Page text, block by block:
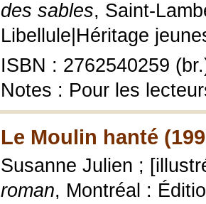
des sables, Saint-
Libellule|Héritage
ISBN : 2762540259
Notes : Pour les
Le Moulin hanté
Susanne Julien ;
roman, Montréal :